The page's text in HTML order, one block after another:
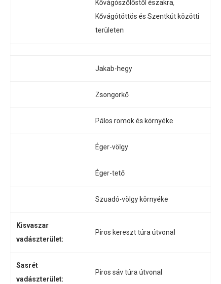
Kővágószőlőstől északra,
Kővágótöttös és Szentkút közötti
területen
Jakab-hegy
Zsongorkő
Pálos romok és környéke
Éger-völgy
Éger-tető
Szuadó-völgy környéke
Kisvaszar
vadászterület:
Piros kereszt túra útvonal
Sasrét
vadászterület:
Piros sáv túra útvonal